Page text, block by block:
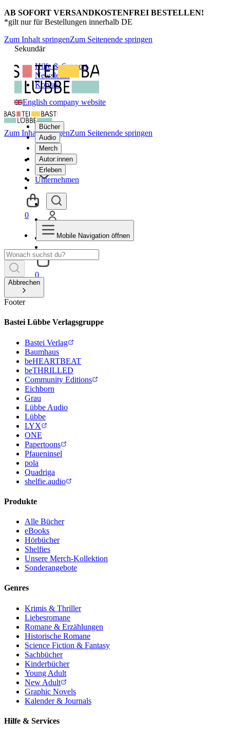
AB SOFORT VERSANDKOSTENFREI BESTELLEN!
*gilt nur für Bestellungen innerhalb DE
Zum Inhalt springenZum Seitenende springen
Sekundär
Hilfe & Support
Newsletter
Kontakt
English company website
Bücher
Audio
Merch
Autor:innen
Erleben
Unternehmen
0
Zum Inhalt springenZum Seitenende springen
0
Mobile Navigation öffnen
Abbrechen
Footer
Bastei Lübbe Verlagsgruppe
Bastei Verlag
Baumhaus
beHEARTBEAT
beTHRILLED
Community Editions
Eichborn
Grau
Lübbe Audio
Lübbe
LYX
ONE
Papertoons
Pfaueninsel
pola
Quadriga
shelfie.audio
Produkte
Alle Bücher
eBooks
Hörbücher
Shelfies
Unsere Merch-Kollektion
Sonderangebote
Genres
Krimis & Thriller
Liebesromane
Romane & Erzählungen
Historische Romane
Science Fiction & Fantasy
Sachbücher
Kinderbücher
Young Adult
New Adult
Graphic Novels
Kalender & Journals
Hilfe & Services